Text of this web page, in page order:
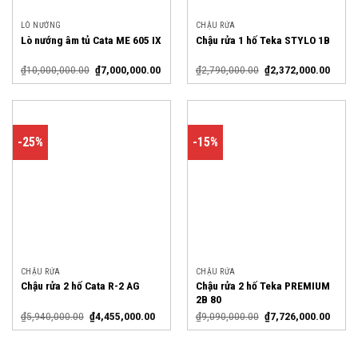
LÒ NƯỚNG
Lò nướng âm tủ Cata ME 605 IX
₫10,000,000.00 ₫7,000,000.00
CHẬU RỬA
Chậu rửa 1 hố Teka STYLO 1B
₫2,790,000.00 ₫2,372,000.00
-25%
CHẬU RỬA
Chậu rửa 2 hố Cata R-2 AG
₫5,940,000.00 ₫4,455,000.00
-15%
CHẬU RỬA
Chậu rửa 2 hố Teka PREMIUM
2B 80
₫9,090,000.00 ₫7,726,000.00